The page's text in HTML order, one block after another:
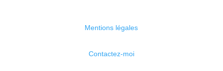
Mentions légales
Contactez-moi